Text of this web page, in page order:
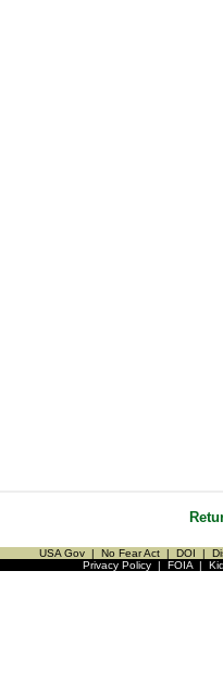
USA Gov | No Fear Act | DOI |
Privacy Policy| FOIA|